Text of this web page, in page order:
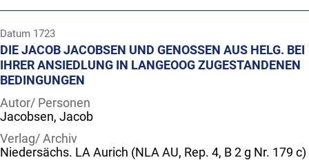
Datum 1723
DIE JACOB JACOBSEN UND GENOSSEN AUS HELG. BEI
IHRER ANSIEDLUNG IN LANGEOOG ZUGESTANDENEN
BEDINGUNGEN
Autor/ Personen
Jacobsen, Jacob
Verlag/ Archiv
Niedersächs. LA Aurich (NLA AU, Rep. 4, B 2 g Nr. 179 c)